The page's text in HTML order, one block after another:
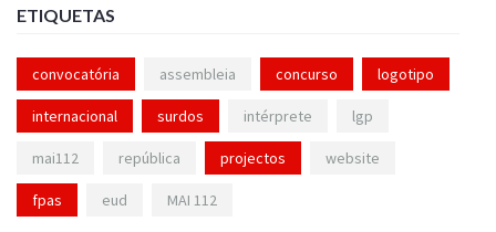
ETIQUETAS
convocatória assembleia concurso logotipo
internacional surdos intérprete lgp
mai112 república projectos website
fpas eud MAI 112